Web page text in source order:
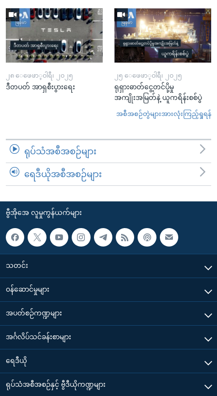
၂၈ ေဖေဖာ္၀ါရီ၊ ၂၀၂၅
ဒီတပတ် အာရှစီးပွားရေး
၂၅ ေဖေဖာ္၀ါရီ၊ ၂၀၂၅
ရုရှားဓာတ်ငွေ့တင်ပို့မှု
အကျိုးအမြတ်နဲ့ ယူကရိန်းစစ်ပွဲ
အစီအစဉ်တွဲများအားလုံးကြည့်ရှုရန်
ရုပ်သံအစီအစဉ်များ
ရေဒီယိုအစီအစဉ်များ
ဗွီအိုအေ လူမှုကွန်ယက်များ
သတင်း
၀န်ဆောင်မှုများ
အပတ်စဉ်ကဏ္ဍများ
အင်္ဂလိပ်သင်ခန်းစာများ
ရေဒီယို
ရုပ်သံအစီအစဉ်နှင့် ဗွီဒီယိုကဏ္ဍများ